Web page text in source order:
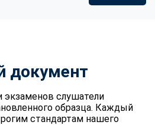
документ
экзаменов слушатели
образца. Каждый
стандартам нашего